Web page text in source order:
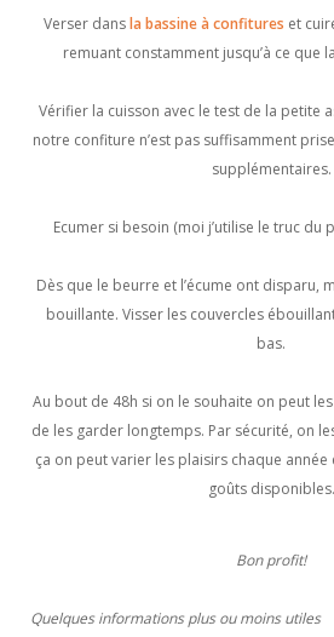
Verser dansla bassine à confitures et
remuant constamment jusqu’à ce que
Vérifier la cuisson avec le test de la petite
notre confiture n’est pas suffisamment
supplémentaires.
Ecumer si besoin (moi j’utilise le truc
Dès que le beurre et l’écume ont disparu,
bouillante. Visser les couvercles
bas.
Au bout de 48h si on le souhaite on peut
de les garder longtemps. Par sécurité, on
ça on peut varier les plaisirs chaque
goûts disponibles.
Bon profit!
Quelques informations plus ou moins utiles